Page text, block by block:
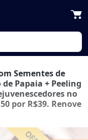
Sementes de
Papaia + Peeling
no
por R$39. Renove